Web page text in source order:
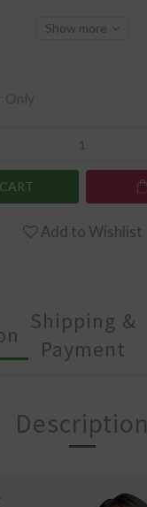
Show more
Add to Wishlist
Shipping &
Payment
Description